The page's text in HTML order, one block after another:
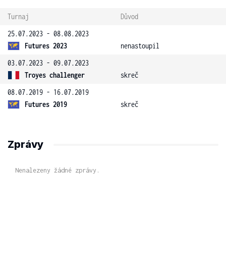
Turnaj
Důvod
25.07.2023 - 08.08.2023
Futures 2023
nenastoupil
03.07.2023 - 09.07.2023
Troyes challenger
skreč
08.07.2019 - 16.07.2019
Futures 2019
skreč
Zprávy
Nenalezeny žádné zprávy.